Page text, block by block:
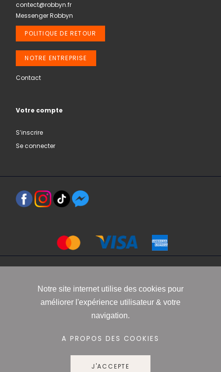
contect@robbyn.fr
Messenger Robbyn
POLITIQUE DE RETOUR
NOTRE ENTREPRISE
Contact
Votre compte
S’inscrire
Se connecter
Conditions générales de vente
confidentialité
Notre site internet utilise des cookies pour
améliorer l'expérience utilisateur & votre
navigation.
A PROPOS DES COOKIES
J'ACCEPTE